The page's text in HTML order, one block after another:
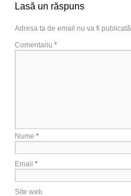
Lasă un răspuns
Adresa ta de email nu va fi publicată.
Comentariu *
Nume *
Email *
Site web